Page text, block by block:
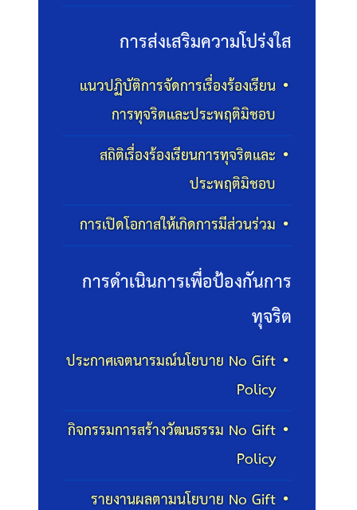
การส่งเสริมความโปร่งใส
แนวปฏิบัติการจัดการเรื่องร้องเรียน
การทุจริตและประพฤติมิชอบ
สถิติเรื่องร้องเรียนการทุจริตและ
ประพฤติมิชอบ
การเปิดโอกาสให้เกิดการมีส่วนร่วม
การดำเนินการเพื่อป้องกันการ
ทุจริต
ประกาศเจตนารมณ์นโยบาย No Gift
Policy
กิจกรรมการสร้างวัฒนธรรม No Gift
Policy
รายงานผลตามนโยบาย No Gift